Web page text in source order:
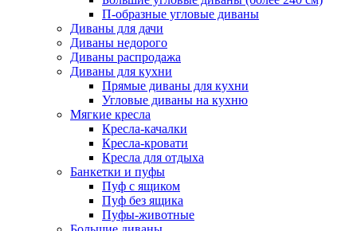
П-образные угловые диваны
Диваны для дачи
Диваны недорого
Диваны распродажа
Диваны для кухни
Прямые диваны для кухни
Угловые диваны на кухню
Мягкие кресла
Кресла-качалки
Кресла-кровати
Кресла для отдыха
Банкетки и пуфы
Пуф с ящиком
Пуф без ящика
Пуфы-животные